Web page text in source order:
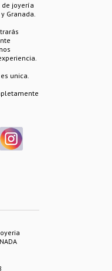
de joyería
Granada.
unica.